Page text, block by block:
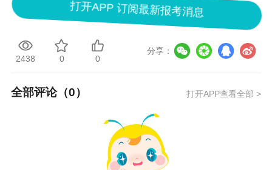
第三章【分值：10%左右】
期货合约部分主要考查概念和主要条款，其中主
要条款中的合约名称、交易单位/合约价值、每日
中经常出现。期货市场的七种基本制度的具体内
容都曾作为考点在考试中出现。期货交易流程中
的开户、下单(交易指令)、竞价、结算、交割的相
关内容在考试中经常出现，其中各种结算公式考
打开APP 订阅最新报考消息
2438 0 0
分享：
全部评论（0） 打开APP查看全部 >